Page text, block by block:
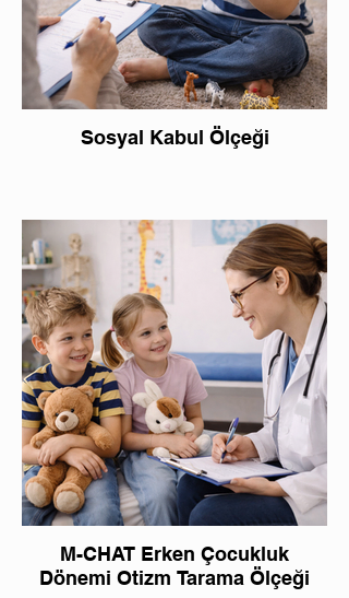
Sosyal Kabul Ölçeği
M-CHAT Erken Çocukluk
Dönemi Otizm Tarama Ölçeği